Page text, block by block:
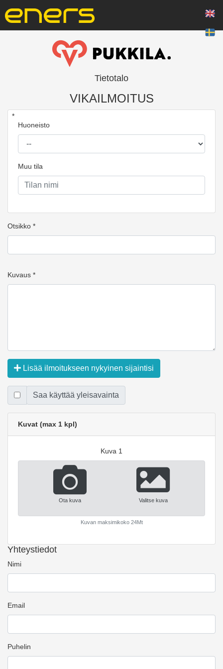
Tietotalo
VIKAILMOITUS
*
Huoneisto
Muu tila
Otsikko *
Kuvaus *
Lisää ilmoitukseen nykyinen sijaintisi
Saa käyttää yleisavainta
Kuvat (max 1 kpl)
Kuva 1
Ota kuva Valitse kuva
Kuvan maksimikoko 24Mt
Yhteystiedot
Nimi
Email
Puhelin